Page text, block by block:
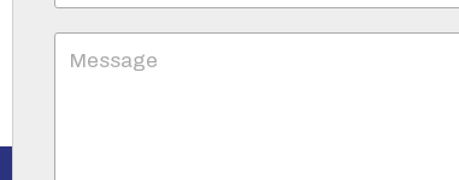
Message